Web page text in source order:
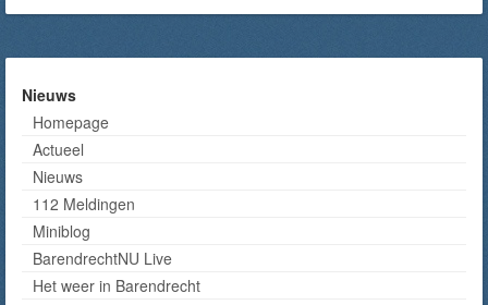
Nieuws
Homepage
Actueel
Nieuws
112 Meldingen
Miniblog
BarendrechtNU Live
Het weer in Barendrecht